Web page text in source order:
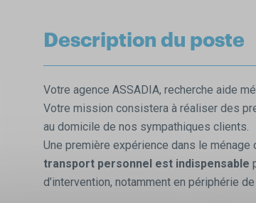
Description du poste
Votre agence ASSADIA, recherche aide
Votre mission consistera à réaliser des
au domicile de nos sympathiques clients.
Une première expérience dans le ménage
transport personnel est indispensable
d’intervention, notamment en périphérie